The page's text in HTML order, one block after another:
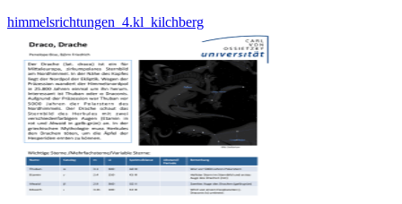
himmelsrichtungen_4.kl_kilchberg